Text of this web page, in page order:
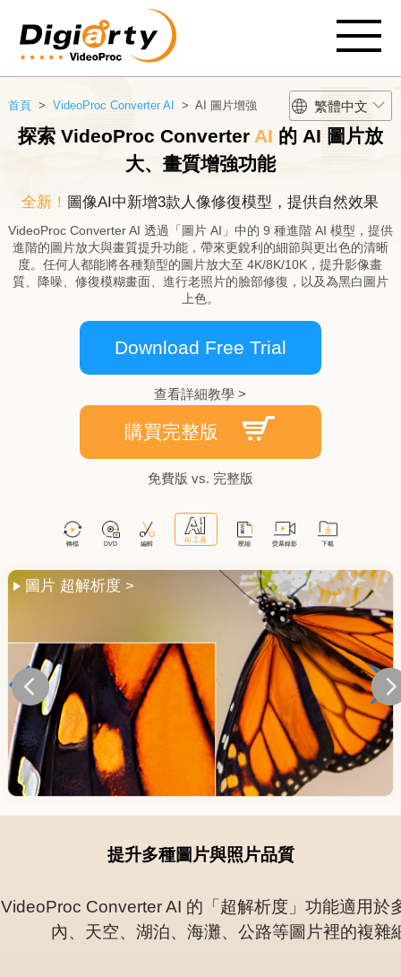
繁體中文
首頁> VideoProc Converter AI > AI 圖片增強
探索 VideoProc Converter AI 的 AI 圖片放
大、畫質增強功能
全新！ 圖像AI中新增3款人像修復模型，提供自然效果
VideoProc Converter AI 透過「圖片 AI」中的 9 種進階 AI 模型，提供
進階的圖片放大與畫質提升功能，帶來更銳利的細節與更出色的清晰
度。任何人都能將各種類型的圖片放大至 4K/8K/10K，提升影像畫
質、降噪、修復模糊畫面、進行老照片的臉部修復，以及為黑白圖片
上色。
Download Free Trial
查看詳細教學 >
購買完整版
免費版 vs. 完整版
臉部修復 >
提升多種圖片與照片品質
VideoProc Converter AI 的「超解析度」功能適用
內、天空、湖泊、海灘、公路等圖片裡的複